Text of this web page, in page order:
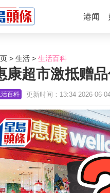
港闻
生活 生活百科
康超市激抵赠
百科 更新时间：13:34 2026-06-